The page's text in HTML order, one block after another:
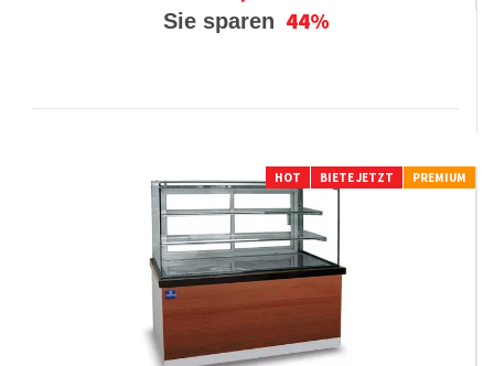
Sie sparen 44%
HOT BIETE JETZT PREMIUM